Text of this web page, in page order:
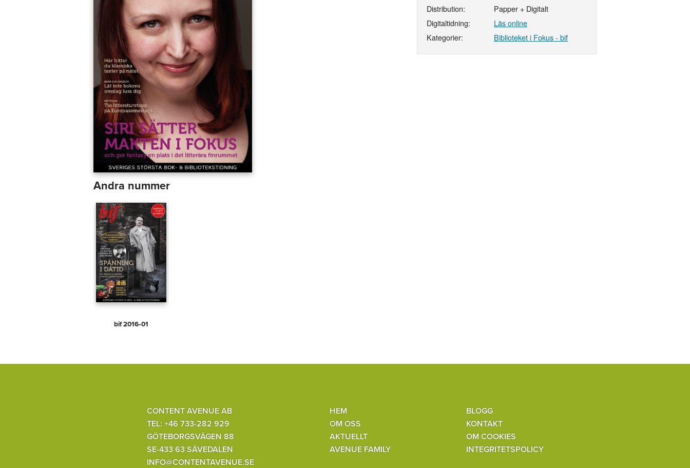
Distribution:
Papper + Digitalt
Digitaltidning:
Läs online
Kategorier:
Biblioteket i Fokus - bif
Andra nummer
bif 2016‑01
CONTENT AVENUE AB
TEL: +46 733-282 929
GÖTEBORGSVÄGEN 88
SE-433 63 SÄVEDALEN
INFO@CONTENTAVENUE.SE
HEM
OM OSS
AKTUELLT
AVENUE FAMILY
BLOGG
KONTAKT
OM COOKIES
INTEGRITETSPOLICY